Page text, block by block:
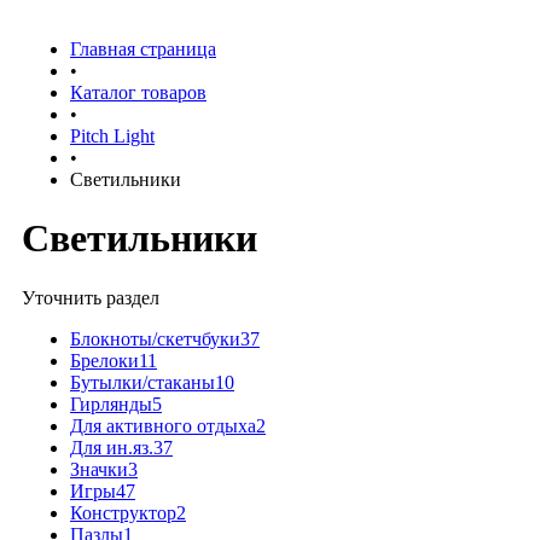
Главная страница
•
Каталог товаров
•
Pitch Light
•
Светильники
Светильники
Уточнить раздел
Блокноты/скетчбуки37
Брелоки11
Бутылки/стаканы10
Гирлянды5
Для активного отдыха2
Для ин.яз.37
Значки3
Игры47
Конструктор2
Пазлы1